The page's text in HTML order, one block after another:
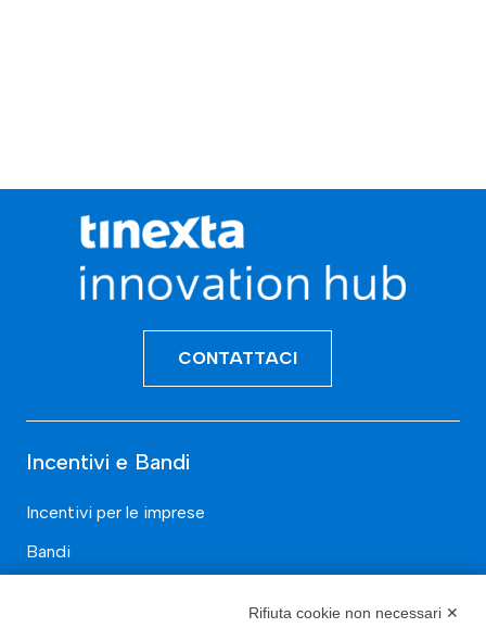
CONTATTACI
Incentivi e Bandi
Incentivi per le imprese
Bandi
Rifiuta cookie non necessari ✕